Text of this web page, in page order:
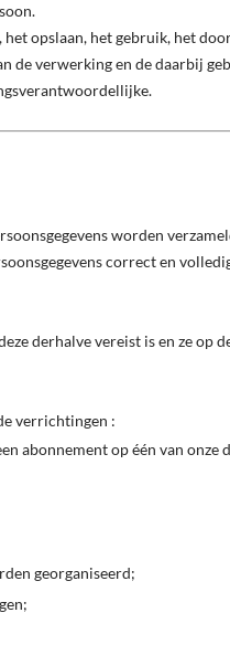
opslaan, het gebruik, het
de verwerking en de daarbij
worden
correct en
derhalve vereist is en ze op
verrichtingen :
abonnement op één van
georganiseerd;